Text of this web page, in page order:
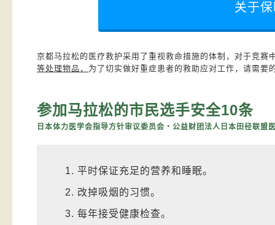
关于
京都马拉松的医疗救护采用了重视救命措施的体制，对于竞赛
等处理物品， 为了切实做好重症患者的救助应对工作，请需要
参加马拉松的市民选手安全10条
日本体力医学会指导方针审议委员会・公益财团法人日本田径联盟
平时保证充足的营养和睡眠。
改掉吸烟的习惯。
每年接受健康检查。